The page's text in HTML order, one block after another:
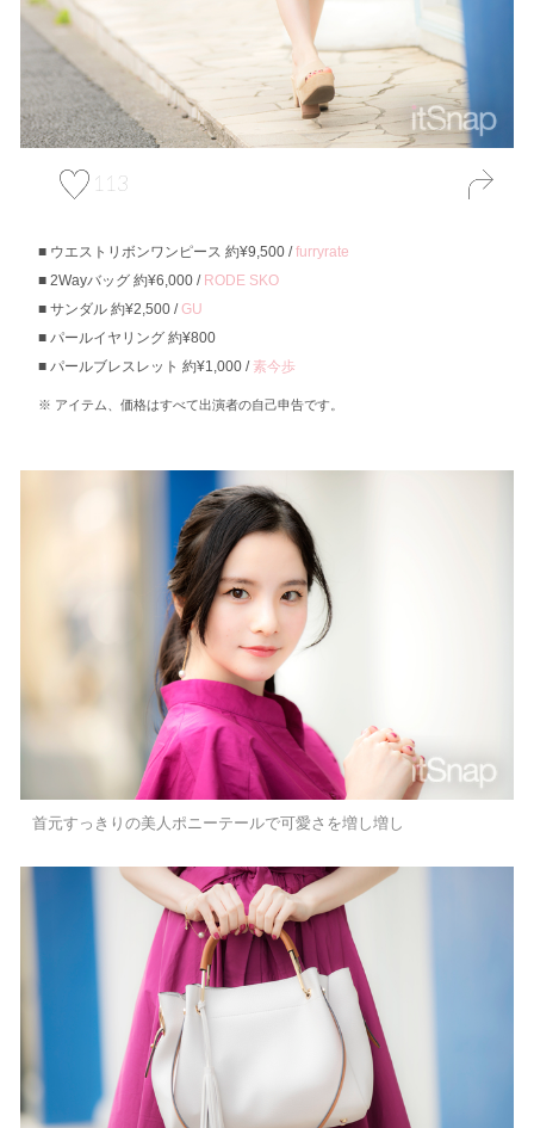
113
ウエストリボンワンピース 約¥9,500 /furryrate
2Wayバッグ 約¥6,000 / RODE SKO
サンダル 約¥2,500 /GU
パールイヤリング 約¥800
パールブレスレット 約¥1,000 /素今歩
アイテム、価格はすべて出演者の自己申告です。
首元すっきりの美人ポニーテールで可愛さを増し増し